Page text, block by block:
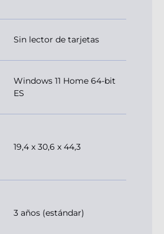
Sin lector de tarjetas
Windows 11 Home 64-bit
ES
19,4 x 30,6 x 44,3
3 años (estándar)